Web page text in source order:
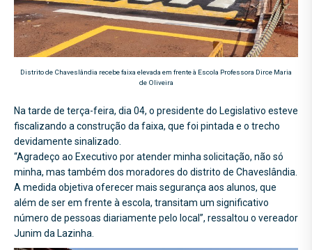
Distrito de Chaveslândia recebe faixa elevada em frente à Escola Professora Dirce Maria
de Oliveira
Na tarde de terça-feira, dia 04, o presidente do Legislativo esteve
fiscalizando a construção da faixa, que foi pintada e o trecho
devidamente sinalizado.
“Agradeço ao Executivo por atender minha solicitação, não só
minha, mas também dos moradores do distrito de Chaveslândia.
A medida objetiva oferecer mais segurança aos alunos, que
além de ser em frente à escola, transitam um significativo
número de pessoas diariamente pelo local”, ressaltou o vereador
Junim da Lazinha.